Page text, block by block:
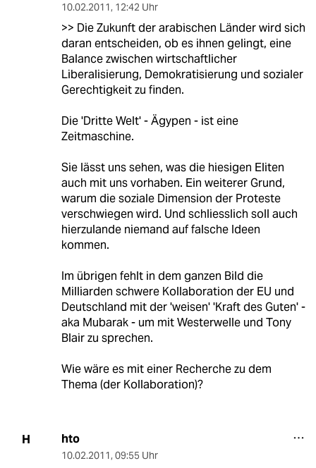
10.02.2011, 12:42 Uhr
>> Die Zukunft der arabischen Länder wird sich
daran entscheiden, ob es ihnen gelingt, eine
Balance zwischen wirtschaftlicher
Liberalisierung, Demokratisierung und sozialer
Gerechtigkeit zu finden.
Die 'Dritte Welt' - Ägypen - ist eine
Zeitmaschine.
Sie lässt uns sehen, was die hiesigen Eliten
auch mit uns vorhaben. Ein weiterer Grund,
warum die soziale Dimension der Proteste
verschwiegen wird. Und schliesslich soll auch
hierzulande niemand auf falsche Ideen
kommen.
Im übrigen fehlt in dem ganzen Bild die
Milliarden schwere Kollaboration der EU und
Deutschland mit der 'weisen' 'Kraft des Guten' -
aka Mubarak - um mit Westerwelle und Tony
Blair zu sprechen.
Wie wäre es mit einer Recherche zu dem
Thema (der Kollaboration)?
H hto
10.02.2011, 09:55 Uhr